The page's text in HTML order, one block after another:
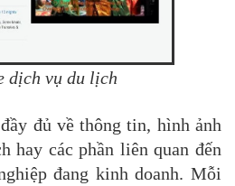
dịch vụ du lịch
đủ về thông tin, hình ảnh
hay các phần liên quan đến
đang kinh doanh. Mỗi